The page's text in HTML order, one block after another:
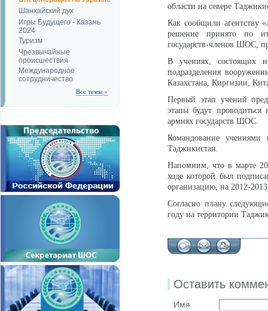
Шанхайский дух
Игры Будущего - Казань
2024
Туризм
Чрезвычайные
происшествия
Международное
сотрудничество
Все темы »
области на севере
Как сообщили агентству
решение принято по
государств-членов ШОС,
В учениях, состоящих
подразделения
Казахстана, Киргизии,
Первый этап учений
этапы будут
армиях государств ШОС.
Командование
Таджикистан.
Напомним, что в марте
ходе которой был
организацию, на 2012-
Согласно плану
году на территории
Оставить
Имя